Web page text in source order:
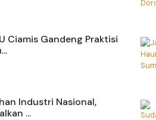
Ciamis Gandeng Praktisi
Industri Nasional,
...